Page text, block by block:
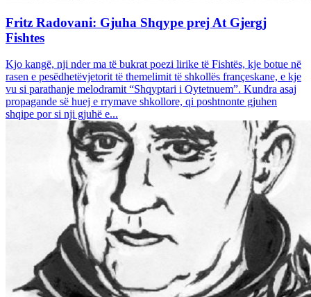
Fritz Radovani: Gjuha Shqype prej At Gjergj
Fishtes
Kjo kangë, nji nder ma të bukrat poezi lirike të Fishtës, kje botue në
rasen e pesëdhetëvjetorit të themelimit të shkollës françeskane, e kje
vu si parathanje melodramit “Shqyptari i Qytetnuem”. Kundra asaj
propagande së huej e rrymave shkollore, qi poshtnonte gjuhen
shqipe por si nji gjuhë e...